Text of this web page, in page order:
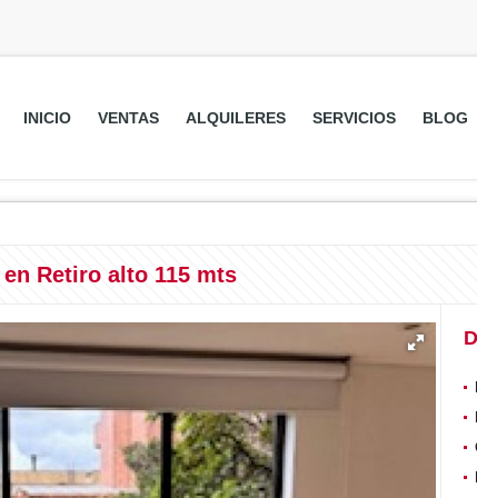
INICIO VENTAS ALQUILERES SERVICIOS BLOG
Retiro alto 115 mts